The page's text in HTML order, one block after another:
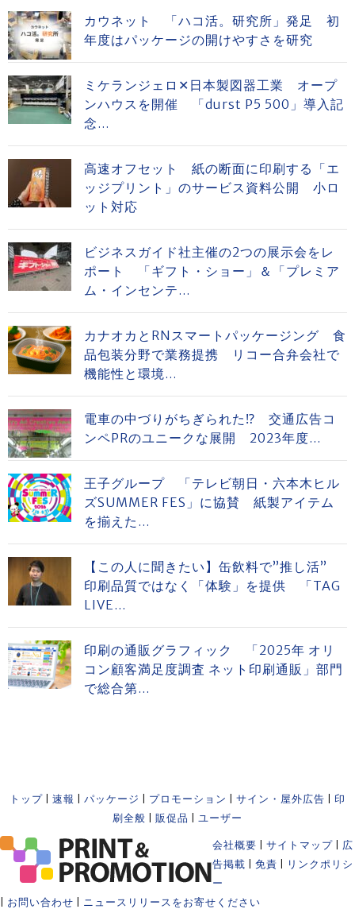
カウネット 「ハコ活。研究所」発足 初
年度はパッケージの開けやすさを研究
ミケランジェロ✕日本製図器工業 オープ
ンハウスを開催 「durst P5 500」導入記
念...
高速オフセット 紙の断面に印刷する「エ
ッジプリント」のサービス資料公開 小ロ
ット対応
ビジネスガイド社主催の2つの展示会をレ
ポート 「ギフト・ショー」＆「プレミア
ム・インセンテ...
カナオカとRNスマートパッケージング 食
品包装分野で業務提携 リコー合弁会社で
機能性と環境...
電車の中づりがちぎられた⁉ 交通広告コ
ンペPRのユニークな展開 2023年度...
王子グループ 「テレビ朝日・六本木ヒル
ズSUMMER FES」に協賛 紙製アイテム
を揃えた...
【この人に聞きたい】缶飲料で”推し活”
印刷品質ではなく「体験」を提供 「TAG
LIVE...
印刷の通販グラフィック 「2025年 オリ
コン顧客満足度調査 ネット印刷通販」部門
で総合第...
トップ 速報 パッケージ プロモーション サイン・屋外広告
印
刷全般
販促品 ユーザー
会社概要 サイトマップ
広
告掲載
免責
リンクポリシ
ー
お問い合わせ ニュースリリースをお寄せください